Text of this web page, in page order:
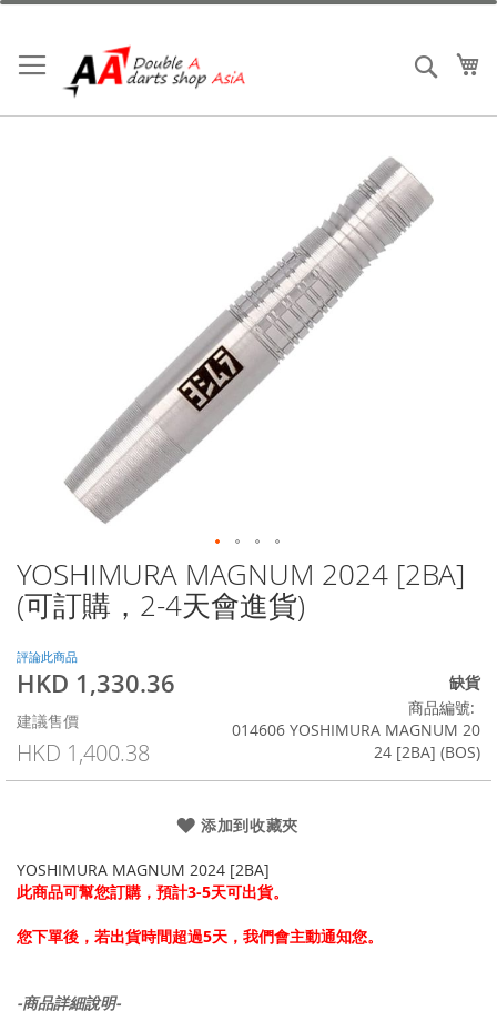
跳
內
容
搜索
YOSHIMURA MAGNUM 2024 [2BA]
(可訂購，2-4天會進貨)
評論此商品
特
價
格
HKD 1,330.36
建議售價
HKD 1,400.38
缺貨
商品編號
014606 YOSHIMURA MAGNUM 20
24 [2BA] (BOS)
添加到收藏夾
YOSHIMURA MAGNUM 2024 [2BA]
此商品可幫您訂購，預計3-5天可出貨。
您下單後，若出貨時間超過5天，我們會主動通知您。
-商品詳細說明-
Skip
to
the
of
the
gallery